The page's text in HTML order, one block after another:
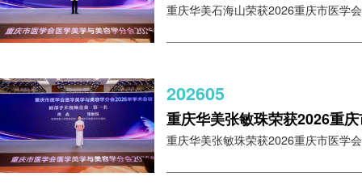
重庆华美石海山荣获2026重庆市医学
202605
重庆华美张敏珠荣获2026重
重庆华美张敏珠荣获2026重庆市医学